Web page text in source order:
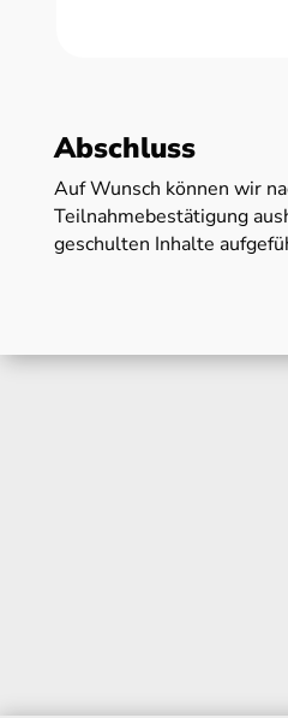
Abschluss
Auf Wunsch können wir
Teilnahmebestätigung
geschulten Inhalte